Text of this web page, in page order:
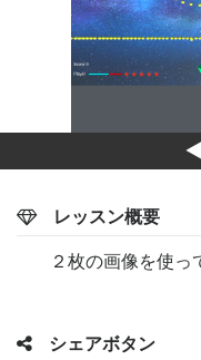
レッスン概要
２枚の画像を使っ
シェアボタン